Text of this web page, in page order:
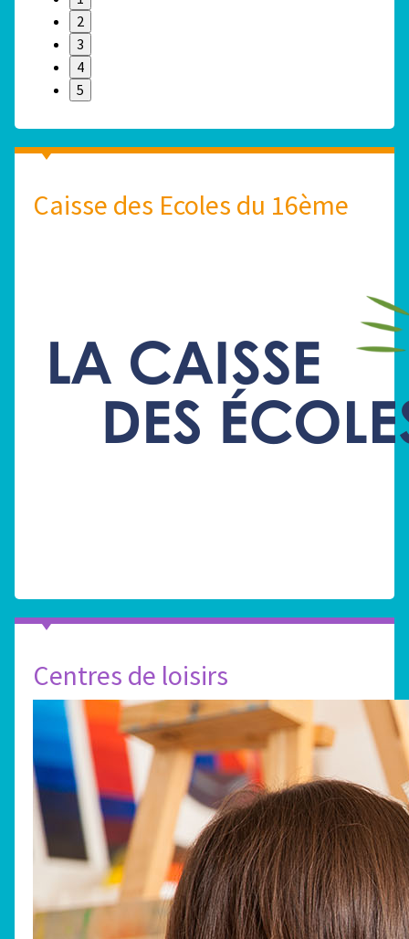
2
3
4
5
Caisse des Ecoles du 16ème
Centres de loisirs